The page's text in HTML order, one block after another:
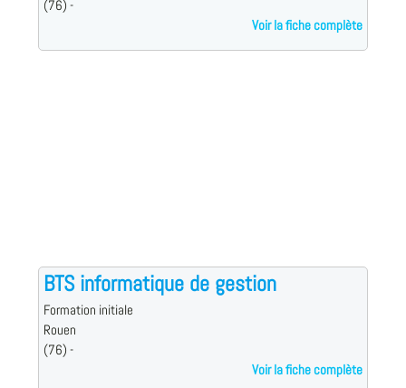
(76) -
Voir la fiche complète
BTS informatique de gestion
Formation initiale
Rouen
(76) -
Voir la fiche complète